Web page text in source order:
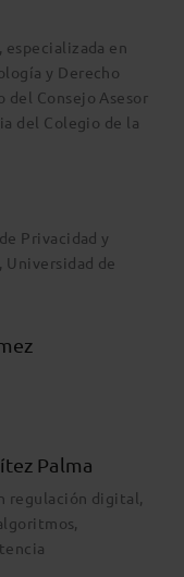
especializada en
y Derecho
Consejo Asesor
del Colegio de la
Privacidad y
de
Palma
regulación digital,